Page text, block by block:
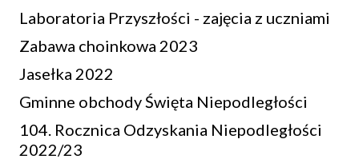
Laboratoria Przyszłości - zajęcia z uczniami
Zabawa choinkowa 2023
Jasełka 2022
Gminne obchody Święta Niepodległości
104. Rocznica Odzyskania Niepodległości
2022/23